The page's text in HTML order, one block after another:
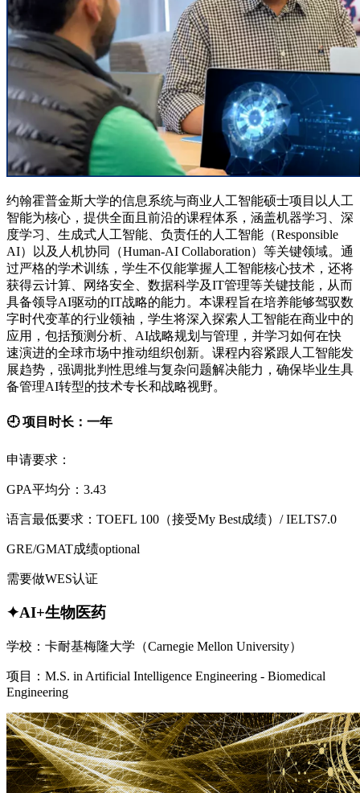
约翰霍普金斯大学的信息系统与商业人工智能硕士项目以人工
智能为核心，提供全面且前沿的课程体系，涵盖机器学习、深
度学习、生成式人工智能、负责任的人工智能（Responsible
AI）以及人机协同（Human-AI Collaboration）等关键领域。通
过严格的学术训练，学生不仅能掌握人工智能核心技术，还将
获得云计算、网络安全、数据科学及IT管理等关键技能，从而
具备领导AI驱动的IT战略的能力。本课程旨在培养能够驾驭数
字时代变革的行业领袖，学生将深入探索人工智能在商业中的
应用，包括预测分析、AI战略规划与管理，并学习如何在快
速演进的全球市场中推动组织创新。课程内容紧跟人工智能发
展趋势，强调批判性思维与复杂问题解决能力，确保毕业生具
备管理AI转型的技术专长和战略视野。
🕘 项目时长：一年
申请要求：
GPA平均分：3.43
语言最低要求：TOEFL 100（接受My Best成绩）/ IELTS7.0
GRE/GMAT成绩optional
需要做WES认证
✦AI+生物医药
学校：卡耐基梅隆大学（Carnegie Mellon University）
项目：M.S. in Artificial Intelligence Engineering - Biomedical
Engineering